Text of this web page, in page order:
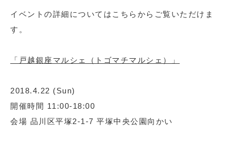
イベントの詳細についてはこちらからご覧いただけま
す。
「戸越銀座マルシェ（トゴマチマルシェ）」
2018.4.22 (Sun)
開催時間 11:00-18:00
会場 品川区平塚2-1-7 平塚中央公園向かい